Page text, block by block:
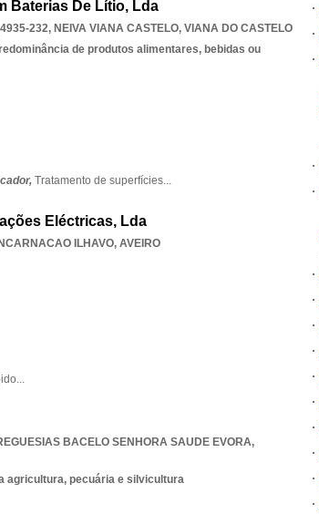
Baterias De Lítio, Lda
232, NEIVA VIANA CASTELO, VIANA DO CASTELO
de produtos alimentares, bebidas ou
Tratamento de superfícies...
Eléctricas, Lda
ILHAVO, AVEIRO
...
BACELO SENHORA SAUDE EVORA,
agricultura, pecuária e silvicultura